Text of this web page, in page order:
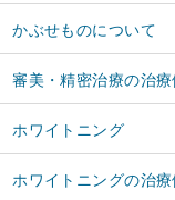
かぶせものについて
審美・精密治療の治療
ホワイトニング
ホワイトニングの治療